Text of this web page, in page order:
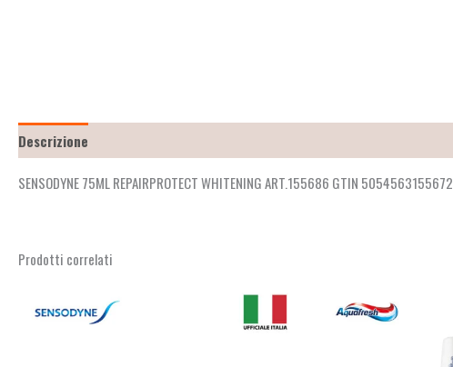
Descrizione
SENSODYNE 75ML REPAIRPROTECT WHITENING ART.155686 GTIN 5054563155672
Prodotti correlati